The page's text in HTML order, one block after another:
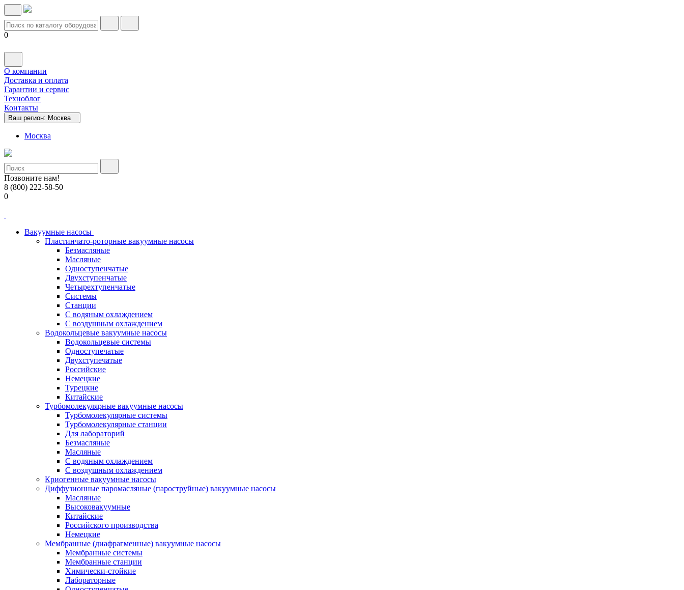
0
О компании
Доставка и оплата
Гарантии и сервис
Техноблог
Контакты
Ваш регион: Москва
Москва
Позвоните нам!
8 (800) 222-58-50
0
Вакуумные насосы
Пластинчато-роторные вакуумные насосы
Безмасляные
Масляные
Одноступенчатые
Двухступенчатые
Четырехтупенчатые
Системы
Станции
С водяным охлаждением
С воздушным охлаждением
Водокольцевые вакуумные насосы
Водокольцевые системы
Одноступечатые
Двухступечатые
Российские
Немецкие
Турецкие
Китайские
Турбомолекулярные вакуумные насосы
Турбомолекулярные системы
Турбомолекулярные станции
Для лабораторий
Безмасляные
Масляные
C водяным охлаждением
C воздушным охлаждением
Криогенные вакуумные насосы
Диффузионные паромасляные (пароструйные) вакуумные насосы
Масляные
Высоковакуумные
Китайские
Российского производства
Немецкие
Мембранные (диафрагменные) вакуумные насосы
Мембранные системы
Мембранные станции
Химически-стойкие
Лабораторные